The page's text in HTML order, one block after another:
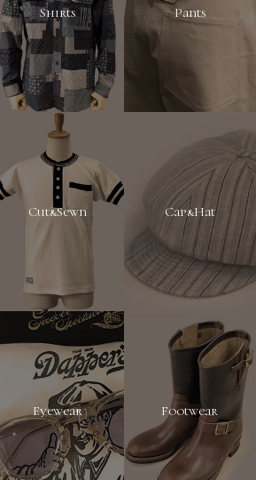
Shirts Pants
Cut&Sewn Cap&Hat
Eyewear Footwear